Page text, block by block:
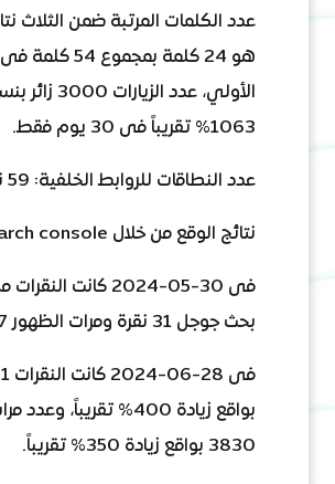
عدد الكلمات المرتبة ضمن الثلاث
هو 24 كلمة
الأولي، عدد
1063% تقريباً فى 30 يوم فقط.
عدد النطاقات للروابط الخلفية: 59 نطاق.
نتائج الوقع من خلال Search console:
فى 30-05-2024 كانت
بحث جوجل 31 نقرة ومرات الظهور 1067 مرة.
بواقع زيادة 400% تقريباً،
3830 بواقع زيادة 350% تقريباً.